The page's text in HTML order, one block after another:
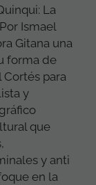
La
Ismael
Gitana una
forma de
Cortés para
y
que
y anti
en la